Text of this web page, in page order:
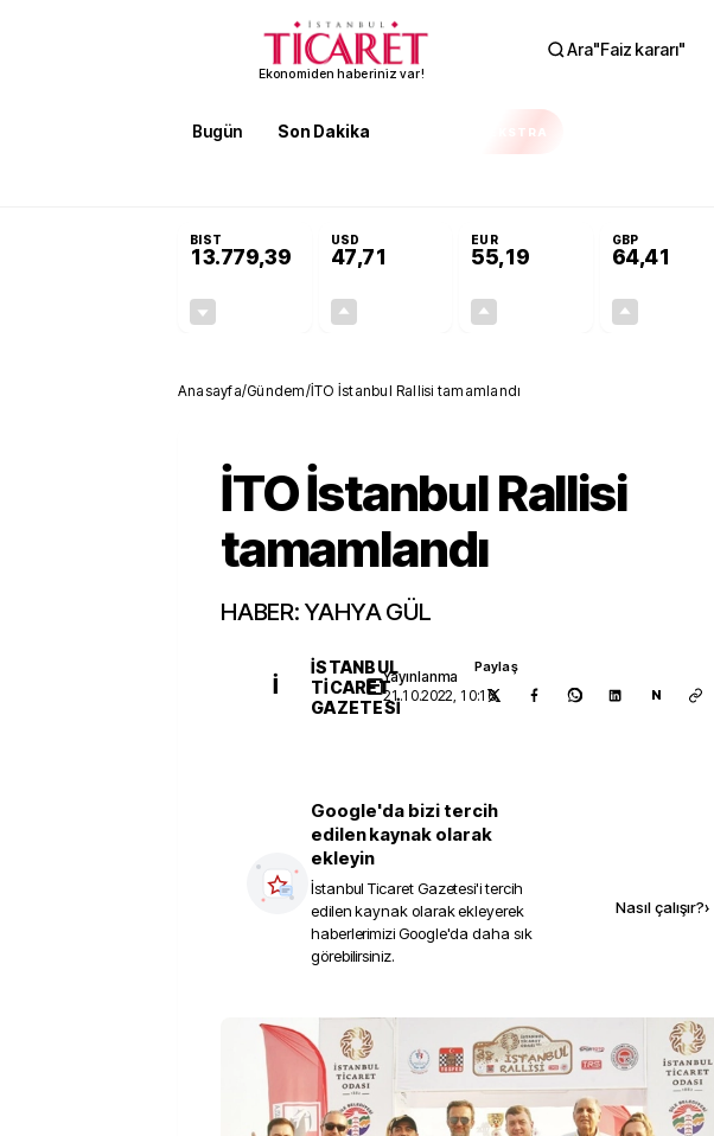
Ekonomiden haberiniz var!
Ara"Faiz kararı"
Bugün Son Dakika EKSTRA
BIST
13.779,39
USD
47,71
EUR
55,19
GBP
64,41
Anasayfa/Gündem/İTO İstanbul Rallisi tamamlandı
İTO İstanbul Rallisi
tamamlandı
HABER: YAHYA GÜL
İ
İSTANBUL
TICARET
GAZETESI
Yayınlanma
21.10.2022, 10:16
Paylaş
N
Google'da bizi tercih
edilen kaynak olarak
ekleyin
İstanbul Ticaret Gazetesi'i tercih
edilen kaynak olarak ekleyerek
haberlerimizi Google'da daha sık
görebilirsiniz.
Nasıl çalışır?›